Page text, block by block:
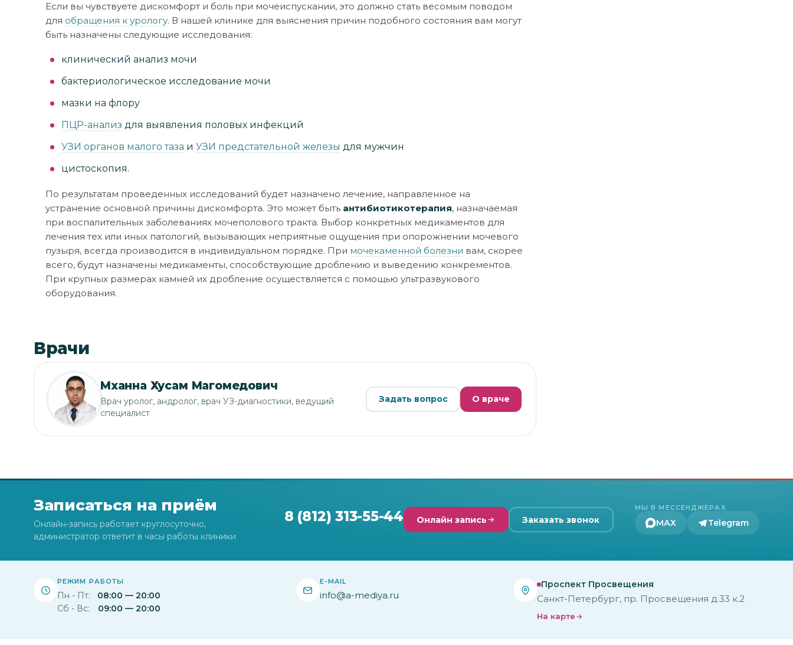
Если вы чувствуете дискомфорт и боль при мочеиспускании, это должно стать весомым поводом
для обращения к урологу. В нашей клинике для выяснения причин подобного состояния вам могут
быть назначены следующие исследования:
клинический анализ мочи
бактериологическое исследование мочи
мазки на флору
ПЦР-анализ для выявления половых инфекций
УЗИ органов малого таза и УЗИ предстательной железы для мужчин
цистоскопия.
По результатам проведенных исследований будет назначено лечение, направленное на
устранение основной причины дискомфорта. Это может быть антибиотикотерапия, назначаемая
при воспалительных заболеваниях мочеполового тракта. Выбор конкретных медикаментов для
лечения тех или иных патологий, вызывающих неприятные ощущения при опорожнении мочевого
пузыря, всегда производится в индивидуальном порядке. При мочекаменной болезни вам, скорее
всего, будут назначены медикаменты, способствующие дроблению и выведению конкрементов.
При крупных размерах камней их дробление осуществляется с помощью ультразвукового
оборудования.
Врачи
Мханна Хусам Магомедович
Врач уролог, андролог, врач УЗ-диагностики, ведущий
специалист
Задать вопрос О враче
Записаться на приём
Онлайн-запись работает круглосуточно,
администратор ответит в часы работы клиники
8 (812) 313-55-44 Онлайн запись Заказать звонок
МЫ В МЕССЕНДЖЕРАХ
МАХ Telegram
РЕЖИМ РАБОТЫ
Пн - Пт:
08:00 — 20:00
Сб - Вс:
09:00 — 20:00
E-MAIL
info@a-mediya.ru
Проспект Просвещения
Санкт-Петербург, пр. Просвещения д.33 к.2
На карте